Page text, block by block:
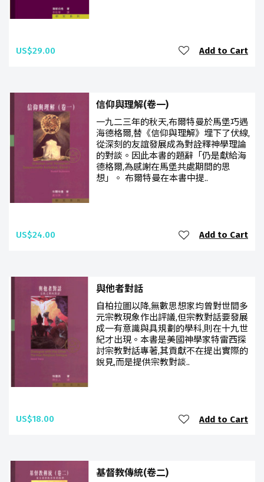
US$29.00 Add to Cart
信仰與理解(卷一)
一九二三年的秋天,布爾特曼於馬堡巧遇
海德格爾,替《信仰與理解》埋下了伏線,
從深刻的友誼發展成為對詮釋神學理論
的對談。因此本書的題辭「仍是獻給海
德格爾,為感謝在馬堡共處期間的思
想」。 布爾特曼在本書中提..
US$24.00 Add to Cart
與他者對話
自柏拉圖以降,無數思想家均曾對世間多
元宗教現象作出評議,但宗教對話要發展
成一有意識與具規劃的學科,則在十九世
紀才出現。本書是美國神學家特雷西探
討宗教對話專著,其貢獻不在提出實際的
銳見,而是提供宗教對談..
US$18.00 Add to Cart
基督教傳統(卷二)